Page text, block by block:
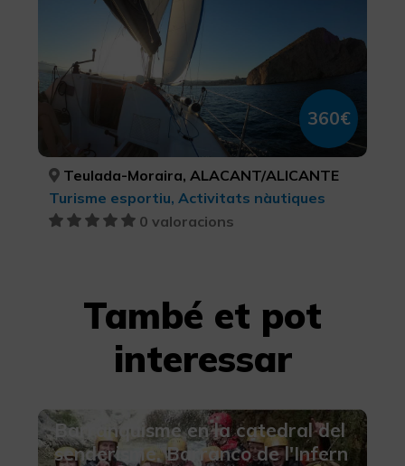
360€
Teulada-Moraira, ALACANT/ALICANTE
Turisme esportiu, Activitats nàutiques
0 valoracions
També et pot
interessar
Barranquisme en la catedral del
senderisme. Barranco de l'Infern